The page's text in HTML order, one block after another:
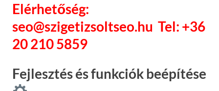
Elérhetőség:
seo@szigetizsoltseo.hu Tel: +36
20 210 5859
Fejlesztés és funkciók beépítése